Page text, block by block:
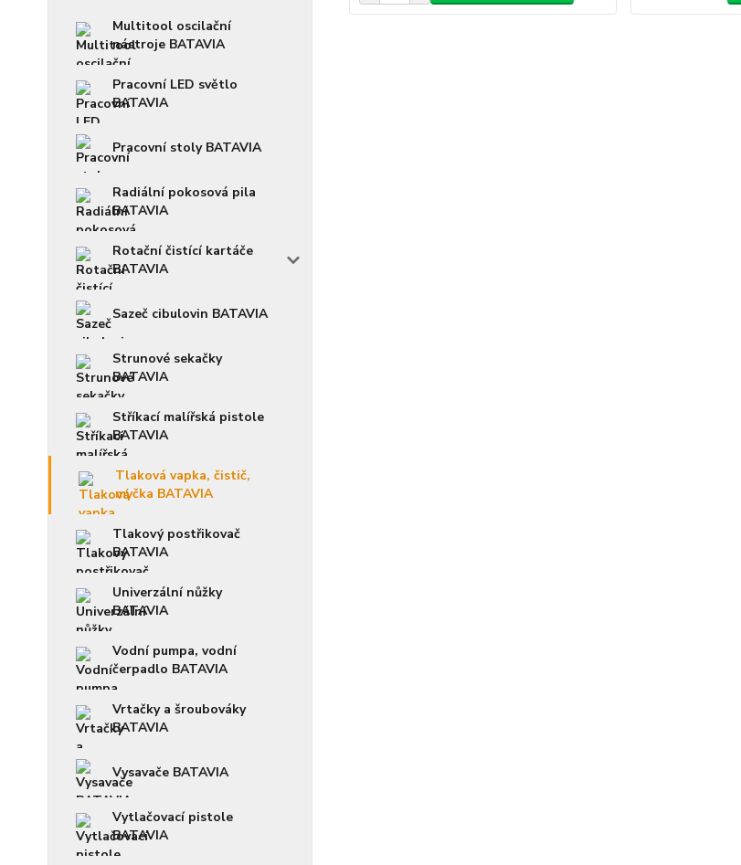
Multitool oscilační
nástroje BATAVIA
Pracovní LED světlo
BATAVIA
Pracovní stoly BATAVIA
Radiální pokosová pila
BATAVIA
Rotační čistící kartáče
BATAVIA
Sazeč cibulovin BATAVIA
Strunové sekačky
BATAVIA
Stříkací malířská pistole
BATAVIA
Tlaková vapka, čistič,
myčka BATAVIA
Tlakový postřikovač
BATAVIA
Univerzální nůžky
BATAVIA
Vodní pumpa, vodní
čerpadlo BATAVIA
Vrtačky a šroubováky
BATAVIA
Vysavače BATAVIA
Vytlačovací pistole
BATAVIA